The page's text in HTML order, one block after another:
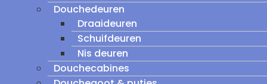
Douchedeuren
Draaideuren
Schuifdeuren
Nis deuren
Douchecabines